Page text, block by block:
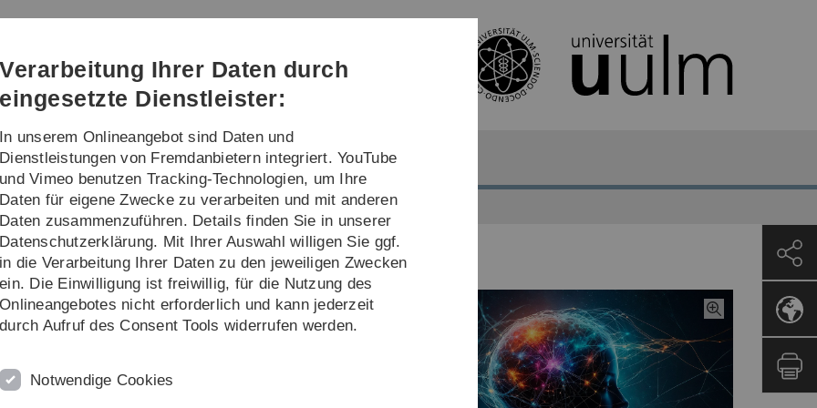
Direkt
Direkt
Direkt
(Sprache,
Drucken,
Social
Direkt
Direkt
Transfer
im Studium
Studierenden in den Blick
unter dem Motto „Psychische Gesundheit und
Meyerhofstraße)ein. Vorgestellt werden
Verarbeitung Ihrer Daten durch
eingesetzte Dienstleister:
In unserem Onlineangebot sind Daten und
Dienstleistungen von Fremdanbietern integriert. YouTube
und Vimeo benutzen Tracking-Technologien, um Ihre
Daten für eigene Zwecke zu verarbeiten und mit anderen
Daten zusammenzuführen. Details finden Sie in unserer
Datenschutzerklärung. Mit Ihrer Auswahl willigen Sie ggf.
in die Verarbeitung Ihrer Daten zu den jeweiligen Zwecken
ein. Die Einwilligung ist freiwillig, für die Nutzung des
Onlineangebotes nicht erforderlich und kann jederzeit
durch Aufruf des Consent Tools widerrufen werden.
Notwendige Cookies